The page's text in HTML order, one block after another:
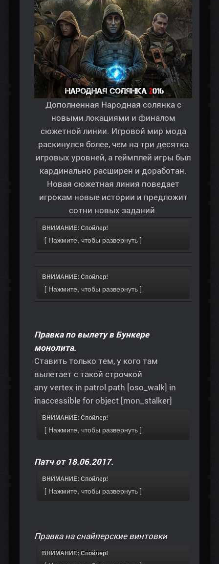
Дополненная Народная солянка с
новыми локациями и финалом
сюжетной линии. Игровой мир мода
раскинулся более, чем на три десятка
игровых уровней, а геймплей игры был
кардинально расширен и доработан.
Новая сюжетная линия поведает
игрокам новые истории и предложит
сотни новых заданий.
ВНИМАНИЕ: Спойлер!
ВНИМАНИЕ: Спойлер!
Правка по вылету в Бункере
монолита.
Ставить только тем, у кого там
вылетает с такой строчкой
any vertex in patrol path [oso_walk] in
inaccessible for object [mon_stalker]
ВНИМАНИЕ: Спойлер!
Патч от 18.06.2017.
ВНИМАНИЕ: Спойлер!
Правка на снайперские винтовки
ВНИМАНИЕ: Спойлер!